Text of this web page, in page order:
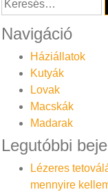
Navigáció
Háziállatok
Kutyák
Lovak
Macskák
Madarak
Legutóbbi
Lézeres
mennyire